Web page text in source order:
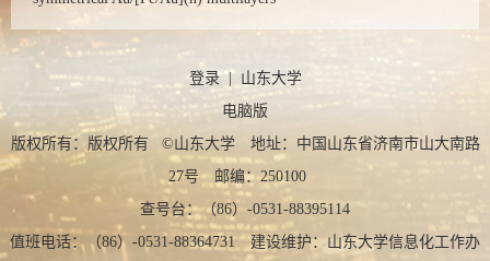
登录| 山东大学
电脑版
版权所有：版权所有 ©山东大学 地址：中国山东省济南市山大南路
27号 邮编：250100
查号台：（86）-0531-88395114
值班电话：（86）-0531-88364731 建设维护：山东大学信息化工作办